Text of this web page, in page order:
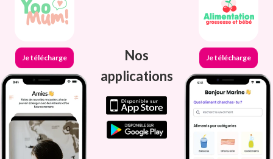
Je télécharge
Nos
applications
Je télécharge